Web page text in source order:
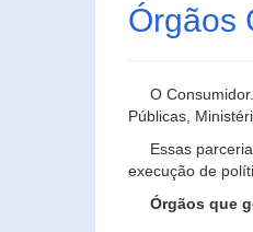
Órgãos
O
Públicas,
Essas
execução de
Órgãos que